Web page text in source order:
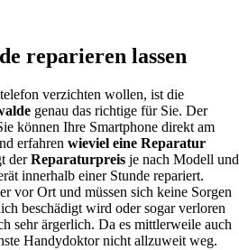
reparieren lassen
verzichten wollen, ist die
genau das richtige für Sie. Der
können Ihre Smartphone direkt am
erfahren wieviel eine Reparatur
derReparaturpreis je nach Modell und
innerhalb einer Stunde repariert.
vor Ort und müssen sich keine Sorgen
beschädigt wird oder sogar verloren
sehr ärgerlich. Da es mittlerweile auch
Handydoktor nicht allzuweit weg.